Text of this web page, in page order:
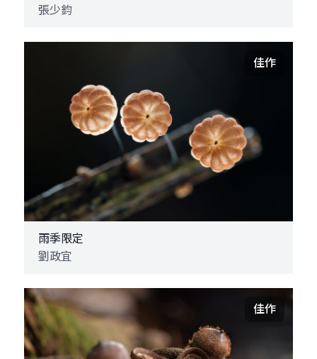
張少鈞
佳作
雨季限定
劉政宜
佳作